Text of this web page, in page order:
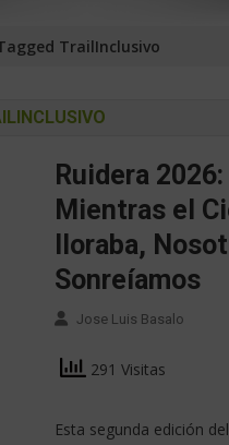
TrailInclusivo
Ruidera 2026:
Mientras el
lloraba,
Sonreíamos
Jose Luis Basalo
291 Visitas
Esta segunda edición